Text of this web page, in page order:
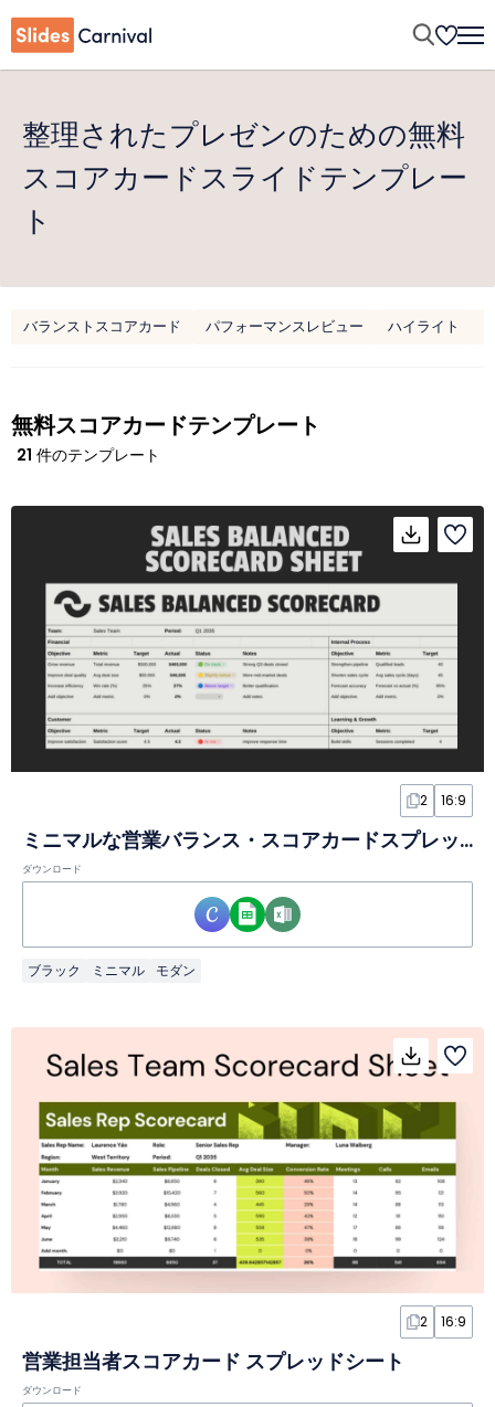
整理されたプレゼンのための無料
スコアカードスライドテンプレー
ト
バランストスコアカード パフォーマンスレビュー ハイライト
無料スコアカードテンプレート
21 件のテンプレート
2 16:9
ミニマルな営業バランス・スコアカードスプレッドシート
ダウンロード
ブラック ミニマル モダン
2 16:9
営業担当者スコアカード スプレッドシート
ダウンロード